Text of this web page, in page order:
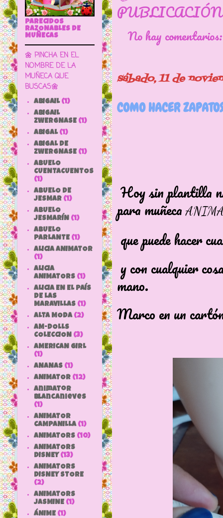
No hay
sábado, 11 de
COMO HACER
Hoy sin plantilla ni
para muñeca
que puede hacer
y con cualquier
mano.
Marco en un
PARECIDOS
RAZONABLES DE
MUÑECAS
🌼 PINCHA EN EL
NOMBRE DE LA
MUÑECA QUE
BUSCAS🌼
ABIGAIL (1)
ABIGAIL
ZWERGNASE (1)
ABIGAL (1)
ABIGAL DE
ZWERGNASE (1)
ABUELO
CUENTACUENTOS
(1)
ABUELO DE
JESMAR (1)
ABUELO
JESMARÍN (1)
ABUELO
PARLANTE (1)
ALICIA ANIMATOR
(1)
ALICIA
ANIMATORS (1)
ALICIA EN EL PAÍS
DE LAS
MARAVILLAS (1)
ALTA MODA (2)
AM-DOLLS
COLECCION (3)
AMERICAN GIRL
(1)
ANANAS (1)
ANIMATOR (12)
animator
blancanieves
(1)
ANIMATOR
CAMPANILLA (1)
ANIMATORS (10)
ANIMATORS
DISNEY (13)
ANIMATORS
DISNEY STORE
(2)
ANIMATORS
JASMINE (1)
ÁNIME (1)